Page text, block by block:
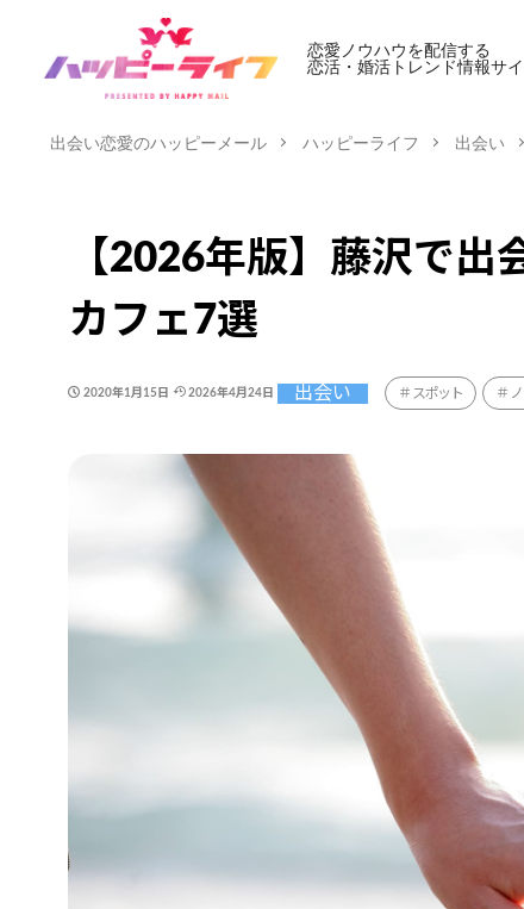
恋愛ノウハウを配信する
恋活・婚活トレンド情報サイ
出会い恋愛のハッピーメール ハッピーライフ 出会い
【2026年版】藤沢で出
カフェ7選
2020年1月15日 2026年4月24日 出会い スポット